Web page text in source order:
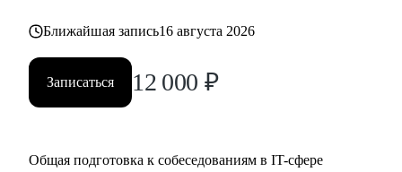
Ближайшая запись16 августа 2026
Записаться 12 000 ₽
Общая подготовка к собеседованиям в IT-сфере